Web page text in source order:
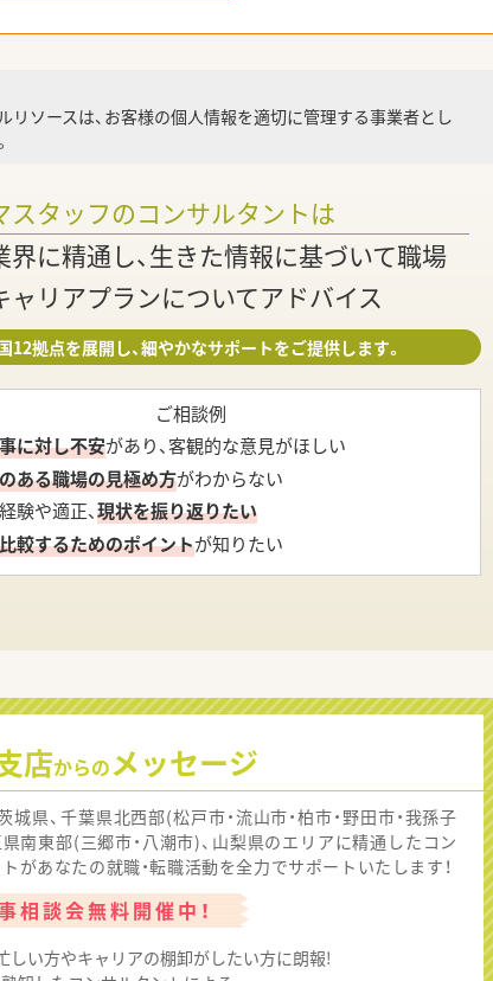
リソースは、お客様の個人情報を適切に管理する事業者とし
スタッフのコンサルタントは
界に精通し、生きた情報に基づいて職場
ャリアプランについてアドバイス
12拠点を展開し、細やかなサポートをご提供します。
ご相談例
に対し不安があり、客観的な意見がほしい
ある職場の見極め方がわからない
験や適正、現状を振り返りたい
較するためのポイントが知りたい
店からのメッセージ
城県、千葉県北西部(松戸市・流山市・柏市・野田市・我孫子
県南東部(三郷市・八潮市)、山梨県のエリアに精通したコン
があなたの就職・転職活動を全力でサポートいたします！
相談会無料開催中！
しい方やキャリアの棚卸がしたい方に朗報!